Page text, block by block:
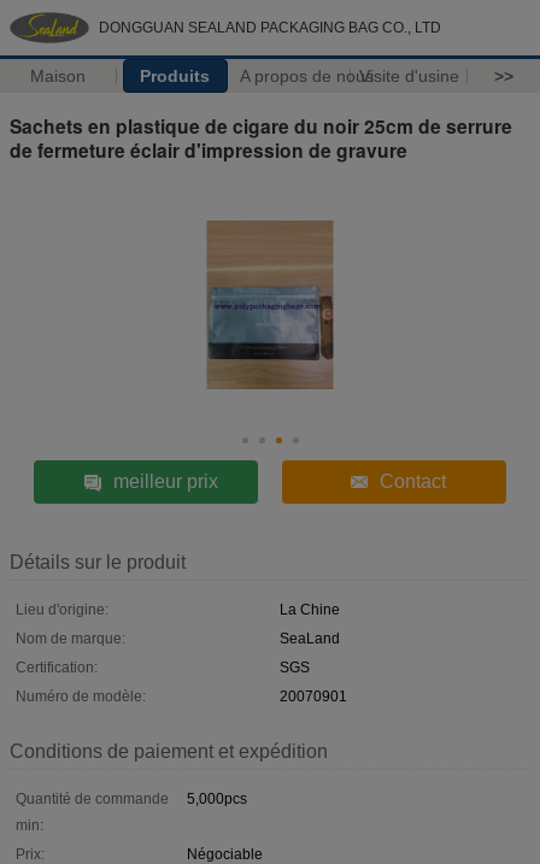
DONGGUAN SEALAND PACKAGING BAG CO., LTD
Maison Produits A propos de nousVisite d'usine >>
Sachets en plastique de cigare du noir 25cm de serrure
de fermeture éclair d'impression de gravure
meilleur prix Contact
Détails sur le produit
Lieu d'origine:
La Chine
Nom de marque:
SeaLand
Certification:
SGS
Numéro de modèle:
20070901
Conditions de paiement et expédition
Quantité de commande
min:
5,000pcs
Prix:
Négociable